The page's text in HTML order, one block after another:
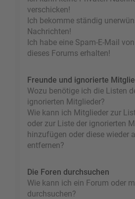
verschicken!
Ich bekomme ständig
Nachrichten!
Ich habe eine Spam-E-Mail
dieses Forums erhalten!
Freunde und ignorierte
Wozu benötige ich die Listen
ignorierten Mitglieder?
Wie kann ich Mitglieder zur
oder zur Liste der ignorierten
hinzufügen oder diese wieder
entfernen?
Die Foren durchsuchen
Wie kann ich ein Forum oder
durchsuchen?